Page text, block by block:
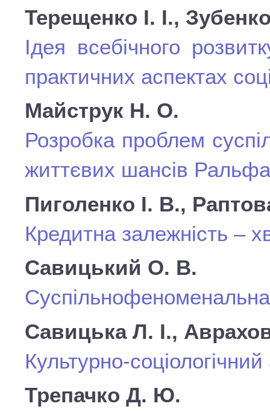
Терещенко І. І.,
Ідея всебічного
практичних аспектах
Майструк Н. О.
Розробка проблем
життєвих шансів
Пиголенко І. В.,
Кредитна залежність –
Савицький О. В.
Суспільнофеноменальна
Савицька Л. І.,
Культурно-
Трепачко Д. Ю.